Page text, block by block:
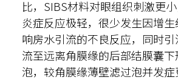
比，SIBS材料对眼组织刺激更
炎症反应极轻，很少发生因增
响房水引流的不良反应，同时
流至远离角膜缘的后部结膜囊
泡，较角膜缘薄壁滤过泡并发症